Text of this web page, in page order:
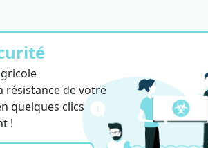
résistance de votre
quelques clics
!